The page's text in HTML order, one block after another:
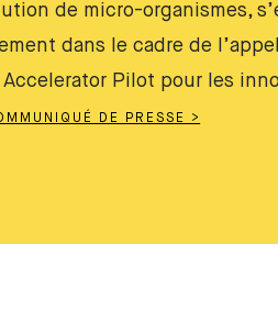
de micro-organismes,
dans le cadre de
Accelerator Pilot pour les
DE PRESSE >